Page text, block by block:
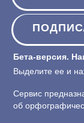
Бета-версия.
Выделите ее и
Сервис
об